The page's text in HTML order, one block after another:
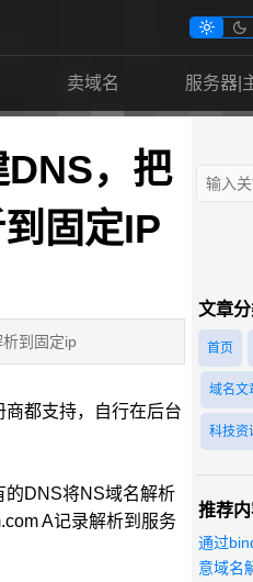
卖域名 服务器|
 
，把
固定IP
到固定ip
都支持，自行在后台
的DNS将NS域名解析
A记录解析到服务
文章
首页
域名文
科技资
推荐
通过
意域名